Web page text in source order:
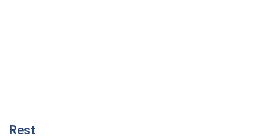
Rest